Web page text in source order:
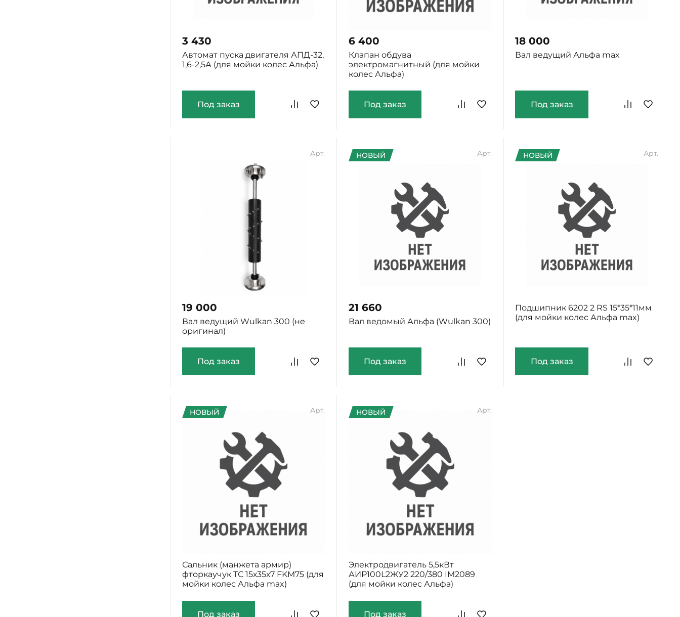
3 430
Автомат пуска двигателя АПД-32,
1,6-2,5А (для мойки колес Альфа)
Под заказ
6 400
Клапан обдува
электромагнитный (для мойки
колес Альфа)
Под заказ
18 000
Вал ведущий Альфа max
Под заказ
Арт.
19 000
Вал ведущий Wulkan 300 (не
оригинал)
Под заказ
Арт.
НОВЫЙ
21 660
Вал ведомый Альфа (Wulkan 300)
Под заказ
Арт.
НОВЫЙ
Подшипник 6202 2 RS 15*35*11мм
(для мойки колес Альфа max)
Под заказ
Арт.
НОВЫЙ
Сальник (манжета армир)
фторкаучук ТС 15х35х7 FKM75 (для
мойки колес Альфа max)
Под заказ
Арт.
НОВЫЙ
Электродвигатель 5,5кВт
АИР100L2ЖУ2 220/380 IM2089
(для мойки колес Альфа)
Под заказ